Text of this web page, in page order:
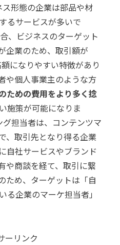
形態の企業は部品や材
るサービスが多いで
、ビジネスのターゲット
企業のため、取引額が
になりやすい特徴があり
や個人事業主のような方
ための費用をより多く捻
施策が可能になりま
担当者は、コンテンツマ
、取引先となり得る企業
自社サービスやブランド
や商談を経て、取引に繋
ため、ターゲットは「自
る企業のマーケ担当者」
ーリンク